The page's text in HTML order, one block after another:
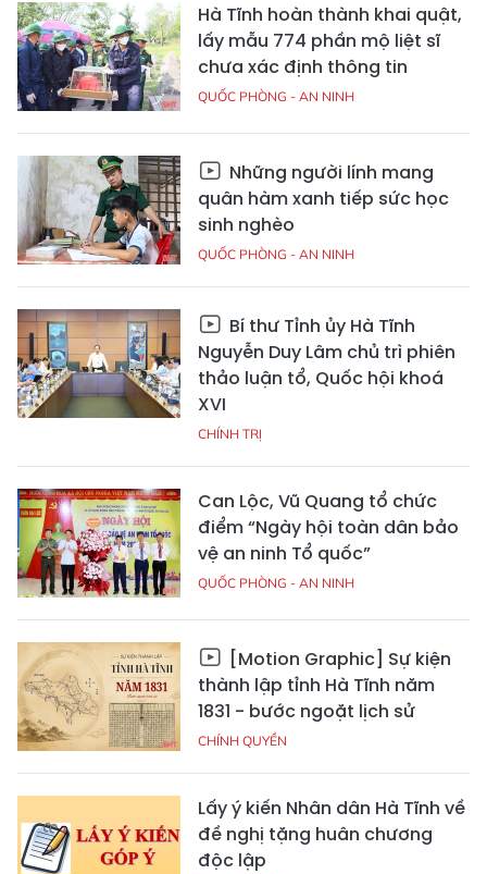
Hà Tĩnh hoàn thành khai quật,
lấy mẫu 774 phần mộ liệt sĩ
chưa xác định thông tin
QUỐC PHÒNG - AN NINH
Những người lính mang
quân hàm xanh tiếp sức học
sinh nghèo
QUỐC PHÒNG - AN NINH
Bí thư Tỉnh ủy Hà Tĩnh
Nguyễn Duy Lâm chủ trì phiên
thảo luận tổ, Quốc hội khoá
XVI
CHÍNH TRỊ
Can Lộc, Vũ Quang tổ chức
điểm “Ngày hội toàn dân bảo
vệ an ninh Tổ quốc”
QUỐC PHÒNG - AN NINH
[Motion Graphic] Sự kiện
thành lập tỉnh Hà Tĩnh năm
1831 - bước ngoặt lịch sử
CHÍNH QUYỀN
Lấy ý kiến Nhân dân Hà Tĩnh về
đề nghị tặng huân chương
độc lập